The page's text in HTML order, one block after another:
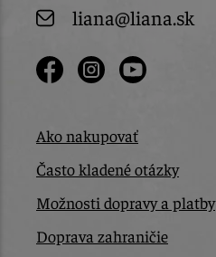
liana@liana.sk
Ako nakupovať
Často kladené otázky
Možnosti dopravy a platby
Doprava zahraničie